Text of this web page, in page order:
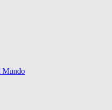
Mundo